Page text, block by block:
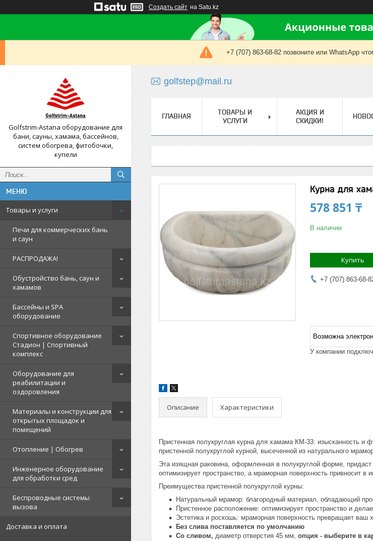
Создать сайт на Satu.kz
+7 (707) 863-68-82 позвоните или WhatsApp
Golfstrim-Astana оборудование для
бани, сауны, хамама, бассейнов,
систем обогрева, фитобочки,
купели
Товары и услуги
Печи для коммерческих бань
и саун
РАСПРОДАЖА!
Обустройство бань, саун и
хамамов
Бассейны и SPA
оборудование
Спортивное оборудование
Стадион | Cпортивный
комплекс
Оборудование для
реабилитации и
оздоровления
Материалы и конструкции для
открытых площадок и
помещений
Отопление | Обогрев
Инженерное оборудование
для обработки сред
Беспроводные системы
вызова
Доставка и оплата
golfstep@mail.ru
ГЛАВНАЯ
ТОВАРЫ И
УСЛУГИ
АКЦИЯ И
СКИДКИ!
Курна для
578 851 ₸
В наличии
Купить
+7 (707) 863-68-
У компании
Описание Характеристики
Пристенная полукруглая курна для хамама КМ-33: изысканность и
пристенной полукруглой курной, высеченной из натурального
Эта изящная раковина, оформленная в полукруглой форме,
оптимизирует пространство, а мраморная поверхность привносит в
Преимущества пристенной полукруглой курны:
Натуральный мрамор: благородный материал, обладающий
Пристенное расположение: оптимизирует пространство и
Эстетика и роскошь: мраморная поверхность превращает ваш
Без слива поставляется по умолчанию
Со сливом, диаметр отверстия 45 мм, опция - выберите в